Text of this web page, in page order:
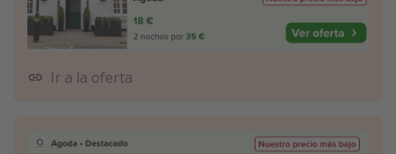
Ir a la oferta